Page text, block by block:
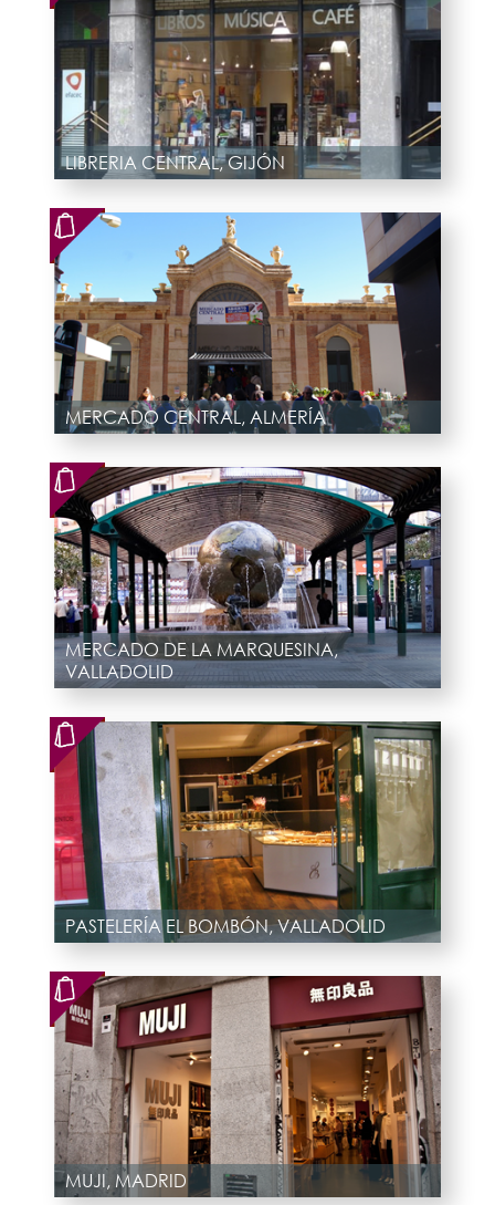
LIBRERIA CENTRAL, GIJÓN
MERCADO CENTRAL, ALMERÍA
MERCADO DE LA MARQUESINA,
VALLADOLID
PASTELERÍA EL BOMBÓN, VALLADOLID
MUJI, MADRID